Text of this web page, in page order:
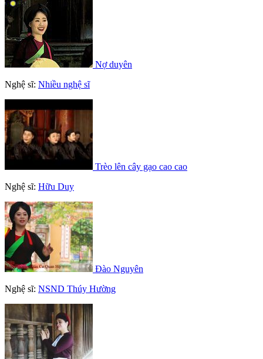
Nợ duyên
Nghệ sĩ: Nhiều nghệ sĩ
Trèo lên cây gạo cao cao
Nghệ sĩ: Hữu Duy
Đào Nguyên
Nghệ sĩ: NSND Thúy Hường